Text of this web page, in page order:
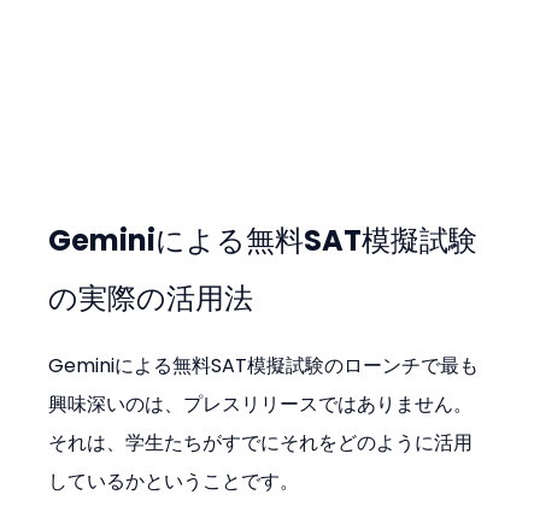
Geminiによる無料SAT模擬試験
の実際の活用法
Geminiによる無料SAT模擬試験のローンチで最も
興味深いのは、プレスリリースではありません。
それは、学生たちがすでにそれをどのように活用
しているかということです。